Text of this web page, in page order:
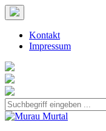
Kontakt
Impressum